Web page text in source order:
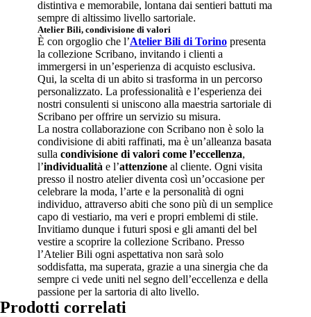
distintiva e memorabile, lontana dai sentieri battuti ma
sempre di altissimo livello sartoriale.
Atelier Bili, condivisione di valori
È con orgoglio che l’Atelier Bili di Torinopresenta
la collezione Scribano, invitando i clienti a
immergersi in un’esperienza di acquisto esclusiva.
Qui, la scelta di un abito si trasforma in un percorso
personalizzato. La professionalità e l’esperienza dei
nostri consulenti si uniscono alla maestria sartoriale di
Scribano per offrire un servizio su misura.
La nostra collaborazione con Scribano non è solo la
condivisione di abiti raffinati, ma è un’alleanza basata
sulla condivisione di valori come l’eccellenza,
l’individualità e l’attenzioneal cliente. Ogni visita
presso il nostro atelier diventa così un’occasione per
celebrare la moda, l’arte e la personalità di ogni
individuo, attraverso abiti che sono più di un semplice
capo di vestiario, ma veri e propri emblemi di stile.
Invitiamo dunque i futuri sposi e gli amanti del bel
vestire a scoprire la collezione Scribano. Presso
l’Atelier Bili ogni aspettativa non sarà solo
soddisfatta, ma superata, grazie a una sinergia che da
sempre ci vede uniti nel segno dell’eccellenza e della
passione per la sartoria di alto livello.
Prodotti correlati